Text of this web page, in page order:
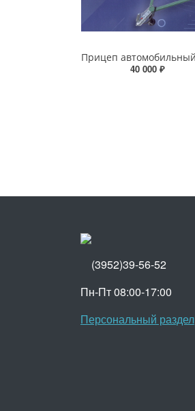
40 000 ₽
(3952)39-56-52
Пн-Пт 08:00-17:00
Персональный раздел